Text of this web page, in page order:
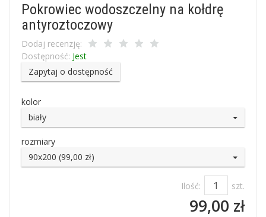
Pokrowiec wodoszczelny na kołdrę
antyroztoczowy
Dodaj recenzję:
Dostępność: Jest
Zapytaj o dostępność
kolor
biały
rozmiary
90x200 (99,00 zł)
Ilość: szt.
99,00 zł